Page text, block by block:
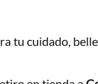
tu cuidado,